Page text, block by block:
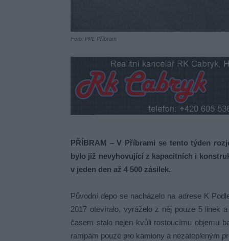
Foto: PPL Příbram
PŘÍBRAM – V Příbrami se tento týden
bylo již nevyhovující z kapacitních i
v jeden den až 4 500 zásilek.
Původní depo se nacházelo na adrese K
2017 otevíralo, vyráželo z něj pouze 5 linek
časem stalo nejen kvůli rostoucímu objemu
rampám pouze pro kamiony a nezatepleným